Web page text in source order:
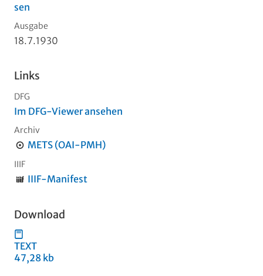
sen
Ausgabe
18.7.1930
Links
DFG
Im DFG-Viewer ansehen
Archiv
METS (OAI-PMH)
IIIF
IIIF-Manifest
Download
TEXT
47,28 kb